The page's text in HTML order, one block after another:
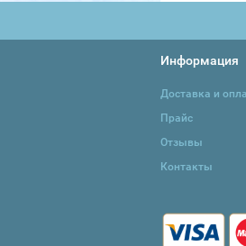
Информация
Доставка и
Прайс
Отзывы
Контакты